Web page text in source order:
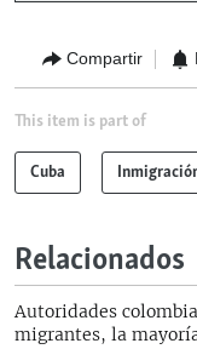
Compartir
This item is part of
Cuba
Relacionados
Autoridades
migrantes, la